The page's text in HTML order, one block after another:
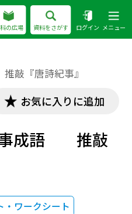
の広場 資料をさがす ログイン メニュー
敲『唐詩紀事』
お気に入りに追加
事成語 推敲
・ワークシート